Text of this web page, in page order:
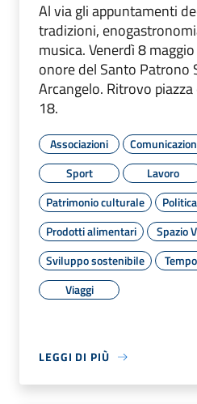
Al via gli appuntamenti
tradizioni,
musica. Venerdì 8
onore del Santo Patrono
Arcangelo. Ritrovo
18.
Associazioni
Sport
Lavoro
Patrimonio culturale
Prodotti alimentari
Spazio
Sviluppo sostenibile
Viaggi
LEGGI DI PIÙ